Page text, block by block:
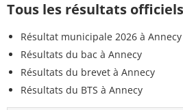
Tous les résultats
Résultat municipale 2026 à Annecy
Résultats du bac à Annecy
Résultats du brevet à Annecy
Résultats du BTS à Annecy